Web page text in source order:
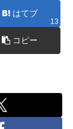
はてブ
13
コピー